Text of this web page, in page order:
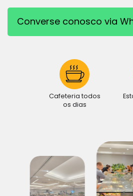
Converse conosco via
Cafeteria todos
os dias